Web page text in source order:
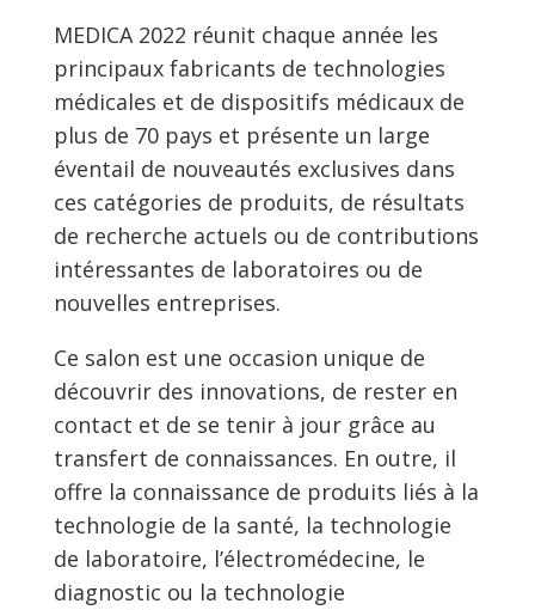
MEDICA 2022 réunit chaque année les
principaux fabricants de technologies
médicales et de dispositifs médicaux de
plus de 70 pays et présente un large
éventail de nouveautés exclusives dans
ces catégories de produits, de résultats
de recherche actuels ou de contributions
intéressantes de laboratoires ou de
nouvelles entreprises.
Ce salon est une occasion unique de
découvrir des innovations, de rester en
contact et de se tenir à jour grâce au
transfert de connaissances. En outre, il
offre la connaissance de produits liés à la
technologie de la santé, la technologie
de laboratoire, l’électromédecine, le
diagnostic ou la technologie